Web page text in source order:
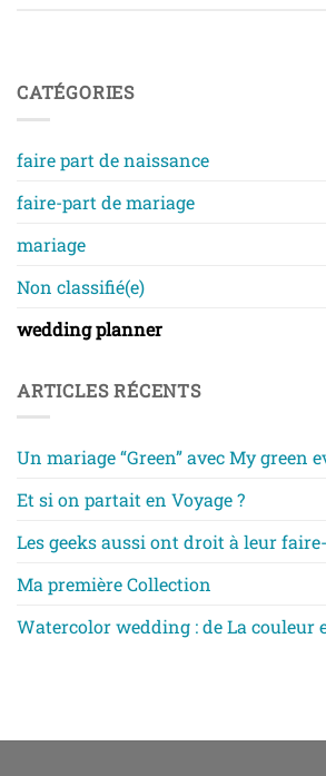
CATÉGORIES
faire part de naissance
faire-part de mariage
mariage
Non classifié(e)
wedding planner
ARTICLES RÉCENTS
Un mariage “Green” avec My green
Et si on partait en Voyage ?
Les geeks aussi ont droit à leur
Ma première Collection
Watercolor wedding : de La couleur